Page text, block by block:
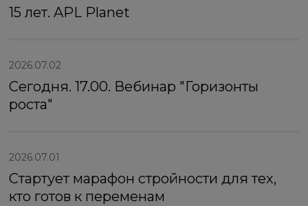
15 лет. APL Planet
2026.07.02
Сегодня. 17.00. Вебинар "Горизонты
роста"
2026.07.01
Стартует марафон стройности для тех,
кто готов к переменам